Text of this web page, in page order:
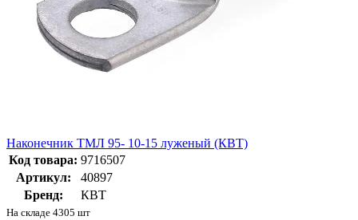
Наконечник ТМЛ 95- 10-15 луженый (КВТ)
Код товара: 9716507
Артикул:
40897
Бренд:
КВТ
На складе 4305 шт